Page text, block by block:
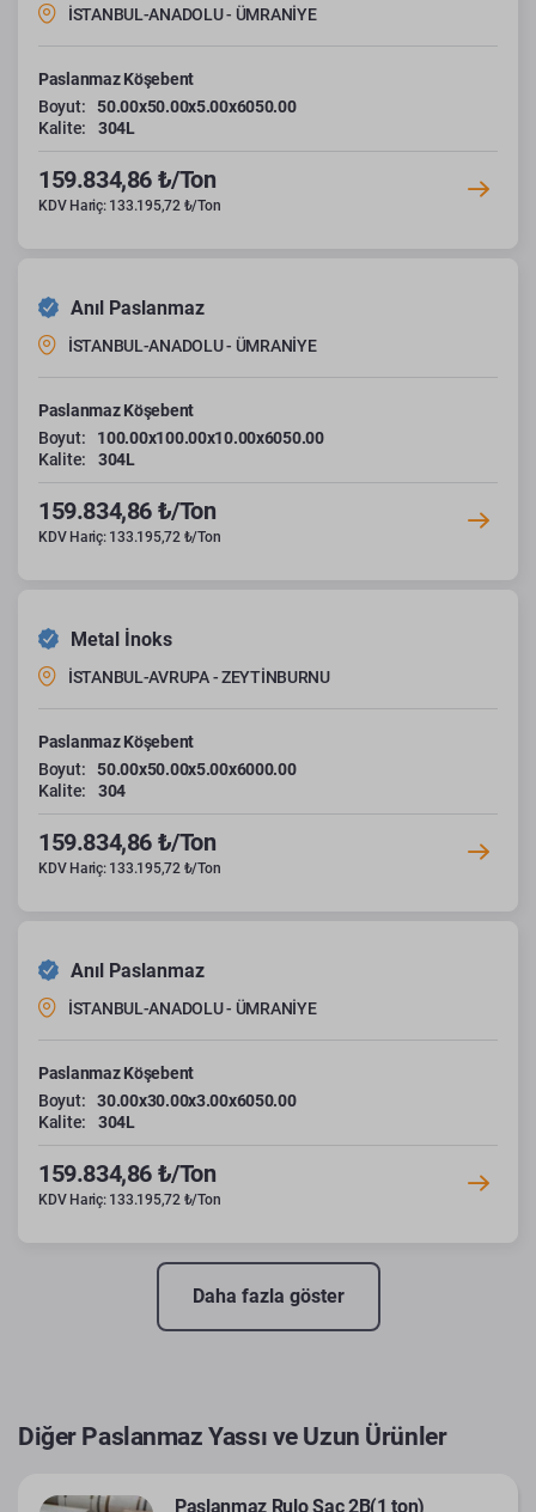
İSTANBUL-ANADOLU - ÜMRANİYE
Paslanmaz Köşebent
Boyut:
50.00x50.00x5.00x6050.00
Kalite:
304L
159.834,86 ₺/Ton
KDV Hariç: 133.195,72 ₺/Ton
Anıl Paslanmaz
İSTANBUL-ANADOLU - ÜMRANİYE
Paslanmaz Köşebent
Boyut:
100.00x100.00x10.00x6050.00
Kalite:
304L
159.834,86 ₺/Ton
KDV Hariç: 133.195,72 ₺/Ton
Metal İnoks
İSTANBUL-AVRUPA - ZEYTİNBURNU
Paslanmaz Köşebent
Boyut:
50.00x50.00x5.00x6000.00
Kalite:
304
159.834,86 ₺/Ton
KDV Hariç: 133.195,72 ₺/Ton
Anıl Paslanmaz
İSTANBUL-ANADOLU - ÜMRANİYE
Paslanmaz Köşebent
Boyut:
30.00x30.00x3.00x6050.00
Kalite:
304L
159.834,86 ₺/Ton
KDV Hariç: 133.195,72 ₺/Ton
Daha fazla göster
Diğer Paslanmaz Yassı ve Uzun Ürünler
Paslanmaz Rulo Sac 2B(1 ton)